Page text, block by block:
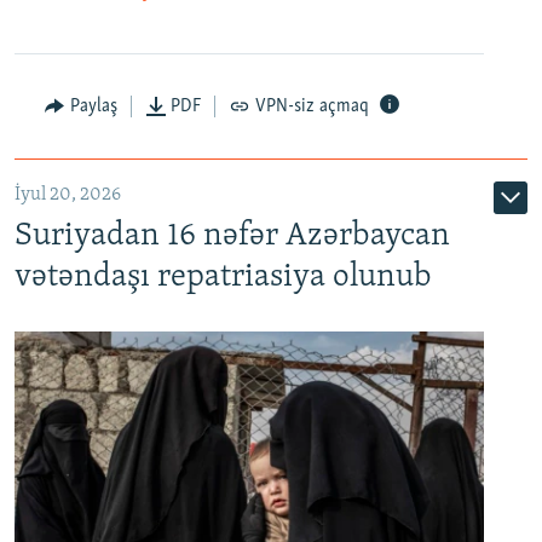
Auto
Paylaş PDF VPN-siz açmaq
İyul 20, 2026
Suriyadan 16 nəfər Azərbaycan
vətəndaşı repatriasiya olunub